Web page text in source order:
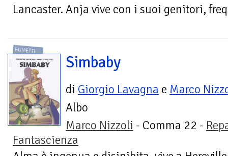
Lancaster. Anja vive con i suoi genitori,
FUMETTI
Simbaby
di Giorgio Lavagna e Marco
Albo
Marco Nizzoli - Comma 22 -
Fantascienza